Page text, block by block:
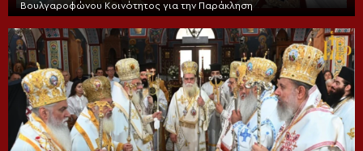
Βουλγαροφώνου Κοινότητος για την Παράκληση